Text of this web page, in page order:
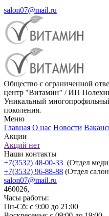
salon07@mail.ru
Общество с ограниченной
центр "Витамин" / ИП
Уникальный
поколения.
Меню
Главная О нас Новости
Акции
Акций нет
Наши контакты
+7(3532) 48-00-33 (Отдел
+7(3532) 96-88-88 (Отдел
salon07@mail.ru
460026,
Часы работы:
Пн-Сб: с 9:00 до 21:00